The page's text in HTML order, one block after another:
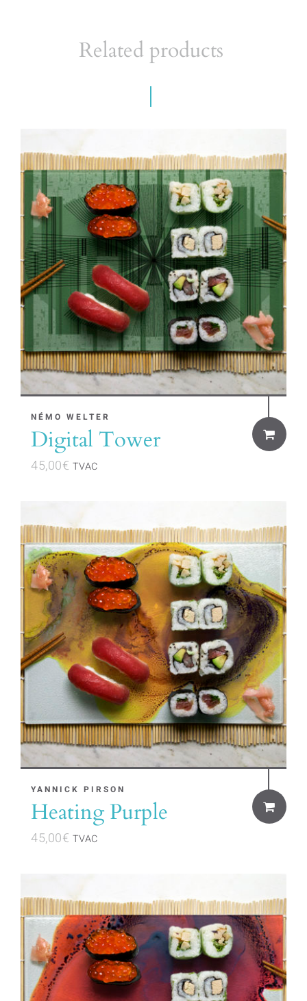
Related products
NÉMO WELTER
Digital Tower
45,00€ TVAC
YANNICK PIRSON
Heating Purple
45,00€ TVAC